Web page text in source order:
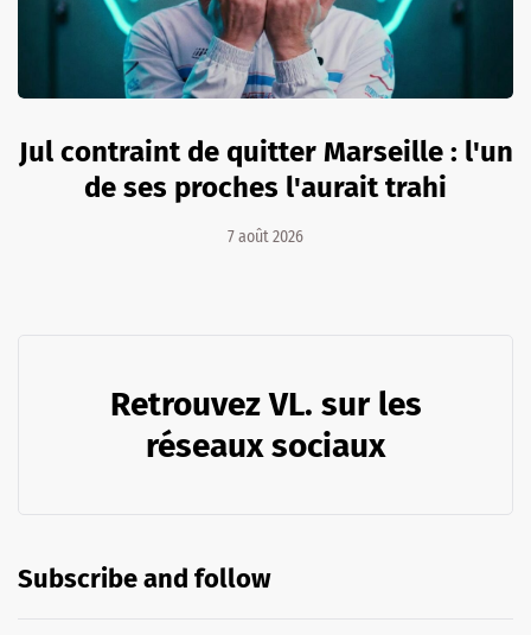
Jul contraint de quitter Marseille : l'un
de ses proches l'aurait trahi
7 août 2026
Retrouvez VL. sur les
réseaux sociaux
Subscribe and follow